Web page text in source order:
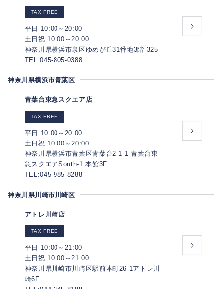
TAX FREE
平日 10:00～20:00
土日祝 10:00～20:00
神奈川県横浜市泉区ゆめが丘31番地3階 325
TEL:045-805-0388
神奈川県横浜市青葉区
青葉台東急スクエア店
TAX FREE
平日 10:00～20:00
土日祝 10:00～20:00
神奈川県横浜市青葉区青葉台2-1-1 青葉台東
急スクエアSouth-1 本館3F
TEL:045-985-8288
神奈川県川崎市川崎区
アトレ川崎店
TAX FREE
平日 10:00～21:00
土日祝 10:00～21:00
神奈川県川崎市川崎区駅前本町26-1アトレ川
崎6F